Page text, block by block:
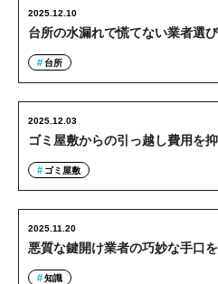
台所の水漏れで慌てない業者選
2025.12.10
台所
ゴミ屋敷からの引っ越し費用を
2025.12.03
ゴミ屋敷
悪質な鍵開け業者の巧妙な手口を
2025.11.20
知識